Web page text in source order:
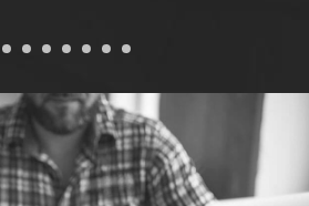
9 10 11 12 13 14 15